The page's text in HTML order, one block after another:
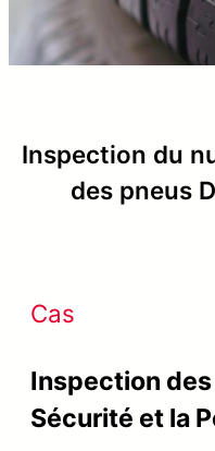
Inspection du
des pneus
Cas
Inspection
Sécurité et la